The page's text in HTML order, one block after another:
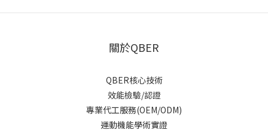
關於QBER
QBER核心技術
效能檢驗/認證
專業代工服務(OEM/ODM)
運動機能學術實證